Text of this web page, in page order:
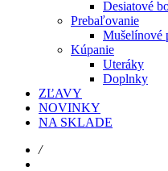
Desiatové
Prebaľovanie
Mušelínové
Kúpanie
Uteráky
Doplnky
ZĽAVY
NOVINKY
NA SKLADE
/